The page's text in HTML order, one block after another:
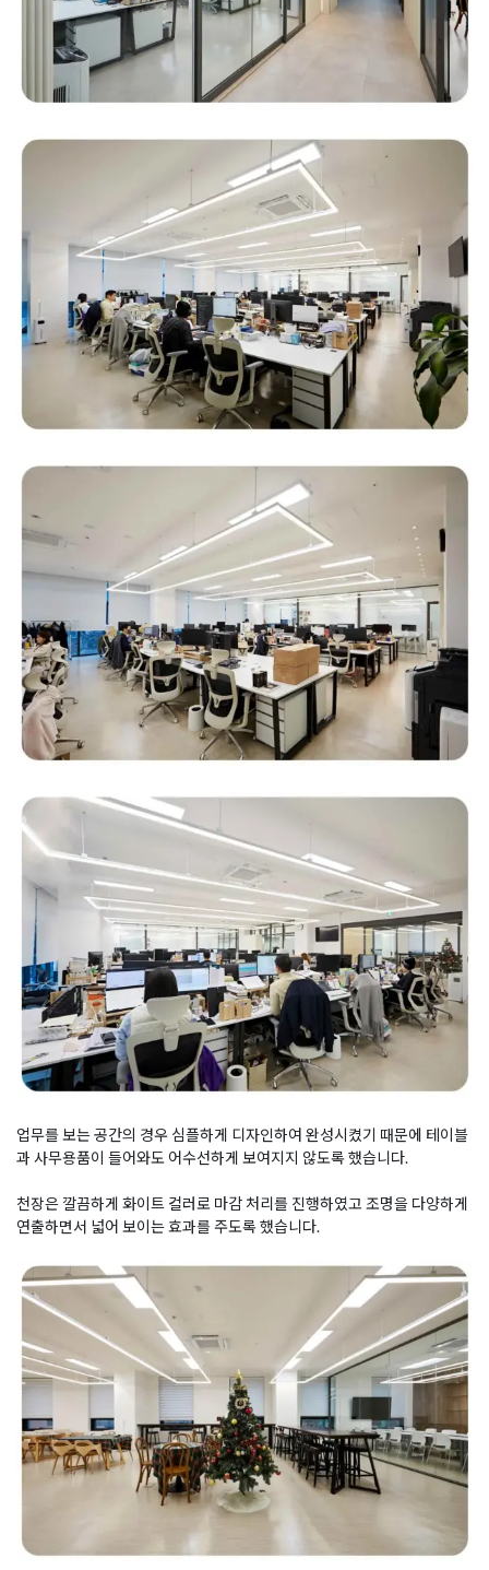
업무를 보는 공간의 경우 심플하게 디자인하여 완성시켰기 때문에 테이블
과 사무용품이 들어와도 어수선하게 보여지지 않도록 했습니다.
천장은 깔끔하게 화이트 컬러로 마감 처리를 진행하였고 조명을 다양하게
연출하면서 넓어 보이는 효과를 주도록 했습니다.